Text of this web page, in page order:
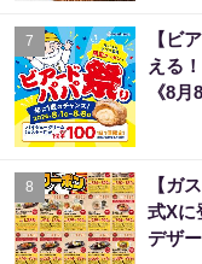
7
【ビ
える
《8月
8
【ガ
式Xに
デザ